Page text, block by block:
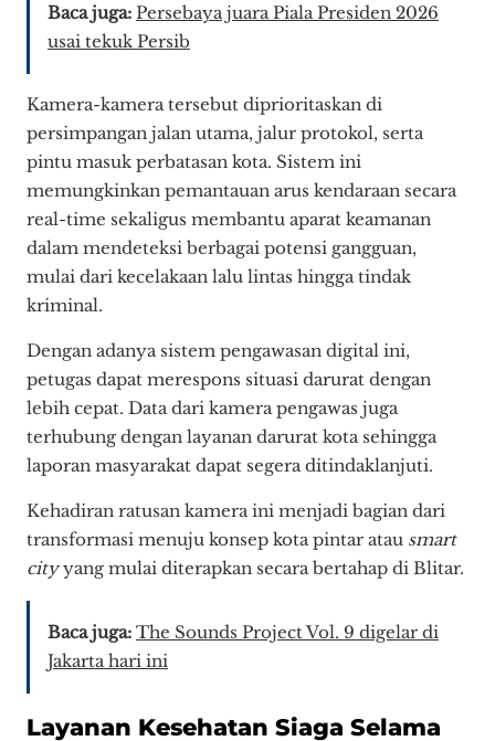
Baca juga: Persebaya juara Piala Presiden 2026
usai tekuk Persib
Kamera-kamera tersebut diprioritaskan di
persimpangan jalan utama, jalur protokol, serta
pintu masuk perbatasan kota. Sistem ini
memungkinkan pemantauan arus kendaraan secara
real-time sekaligus membantu aparat keamanan
dalam mendeteksi berbagai potensi gangguan,
mulai dari kecelakaan lalu lintas hingga tindak
kriminal.
Dengan adanya sistem pengawasan digital ini,
petugas dapat merespons situasi darurat dengan
lebih cepat. Data dari kamera pengawas juga
terhubung dengan layanan darurat kota sehingga
laporan masyarakat dapat segera ditindaklanjuti.
Kehadiran ratusan kamera ini menjadi bagian dari
transformasi menuju konsep kota pintar atau smart
cityyang mulai diterapkan secara bertahap di Blitar.
Baca juga: The Sounds Project Vol. 9 digelar di
Jakarta hari ini
Layanan Kesehatan Siaga Selama